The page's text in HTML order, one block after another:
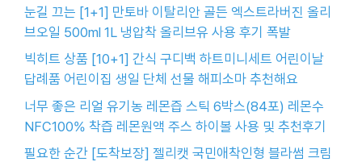
눈길 끄는 [1+1] 만토바 이탈리안 골든 엑스트라버진 올리
브오일 500ml 1L 냉압착 올리브유 사용 후기 폭발
빅히트 상품 [10+1] 간식 구디백 하트미니세트 어린이날
답례품 어린이집 생일 단체 선물 해피소마 추천해요
너무 좋은 리얼 유기농 레몬즙 스틱 6박스(84포) 레몬수
NFC100% 착즙 레몬원액 주스 하이볼 사용 및 추천후기
필요한 순간 [도착보장] 젤리캣 국민애착인형 블라썸 크림